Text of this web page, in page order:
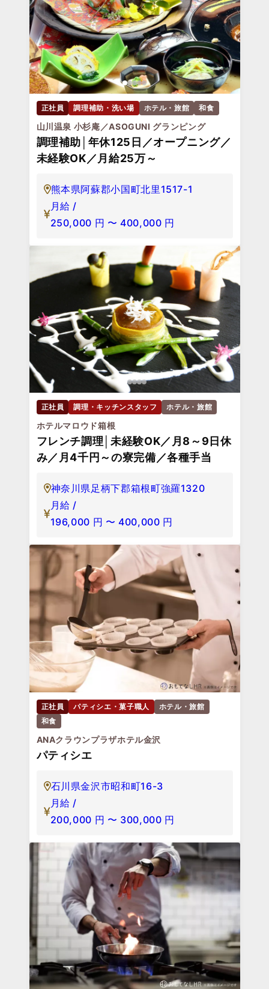
正社員 調理補助・洗い場 ホテル・旅館 和食
山川温泉 小杉庵／ASOGUNI グランピング
調理補助│年休125日／オープニング／
未経験OK／月給25万～
熊本県阿蘇郡小国町北里1517-1
月給 /
250,000 円 〜 400,000 円
正社員 調理・キッチンスタッフ ホテル・旅館
ホテルマロウド箱根
フレンチ調理│未経験OK／月8～9日休
み／月4千円～の寮完備／各種手当
神奈川県足柄下郡箱根町強羅1320
月給 /
196,000 円 〜 400,000 円
正社員 パティシエ・菓子職人
ホテル・旅館
和食
ANAクラウンプラザホテル金沢
パティシエ
石川県金沢市昭和町16-3
月給 /
200,000 円 〜 300,000 円